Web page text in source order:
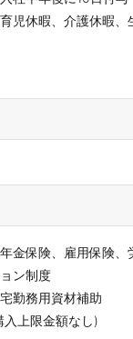
児休暇、介護休暇、
金保険、雇用保険、
ン制度
勤務用資材補助
上限金額なし)